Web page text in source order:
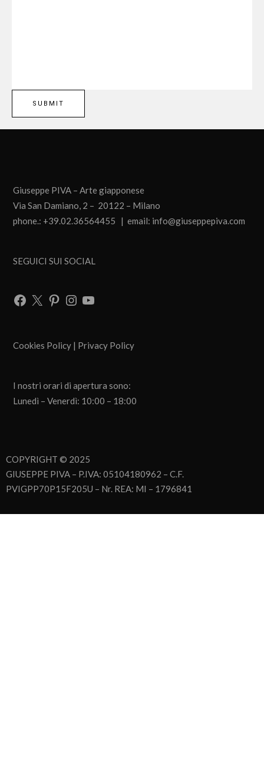
Giuseppe PIVA – Arte giapponese
Via San Damiano, 2 – 20122 – Milano
phone.: +39.02.36564455 | email: info@giuseppepiva.com
SEGUICI SUI SOCIAL
Cookies Policy | Privacy Policy
I nostri orari di apertura sono:
Lunedì – Venerdì: 10:00 – 18:00
COPYRIGHT © 2025
GIUSEPPE PIVA – P.IVA: 05104180962 – C.F.
PVIGPP70P15F205U – Nr. REA: MI – 1796841